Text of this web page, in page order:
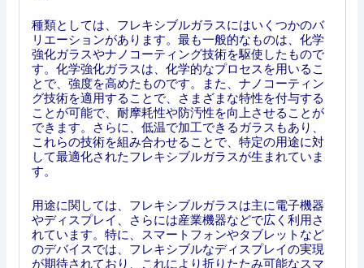
種類としては、フレキシブルガラスにはいくつかのバ
リエーションがあります。最も一般的なものは、化学
強化ガラスやナノコーティング技術を駆使したもので
す。化学強化ガラスは、化学的なプロセスを用いるこ
とで、強度を高めたものです。また、ナノコーティン
グ技術を適用することで、さまざまな特性を付与する
ことが可能で、耐摩耗性や防汚性を向上させることが
できます。さらに、低温で加工できるガラスもあり、
これらの技術を組み合わせることで、特定の用途に対
して最適化されたフレキシブルガラスが生まれていま
す。
用途に関しては、フレキシブルガラスは主に電子機器
やディスプレイ、さらには産業機器などで広く利用さ
れています。特に、スマートフォンやタブレットなど
のデバイスでは、フレキシブルなディスプレイの実現
が期待されており、これにより折りたたみ可能なスマ